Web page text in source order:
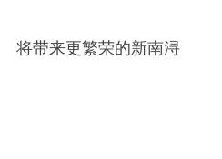
将带来更繁荣的新南浔